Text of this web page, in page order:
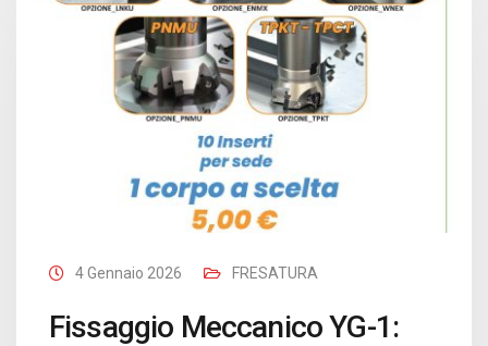
4 Gennaio 2026 FRESATURA
Fissaggio Meccanico YG-1: